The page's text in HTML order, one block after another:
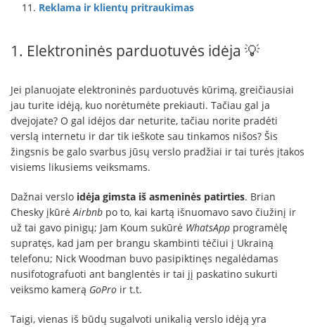
Reklama ir klientų pritraukimas
1. Elektroninės parduotuvės idėja 💡
Jei planuojate elektroninės parduotuvės kūrimą, greičiausiai
jau turite idėją, kuo norėtumėte prekiauti. Tačiau gal ja
dvejojate? O gal idėjos dar neturite, tačiau norite pradėti
verslą internetu ir dar tik ieškote sau tinkamos nišos? Šis
žingsnis be galo svarbus jūsų verslo pradžiai ir tai turės įtakos
visiems likusiems veiksmams.
Dažnai verslo idėja gimsta iš asmeninės patirties. Brian
Chesky įkūrėAirbnb po to, kai kartą išnuomavo savo čiužinį ir
už tai gavo pinigų; Jam Koum sukūrė WhatsApp programėlę
supratęs, kad jam per brangu skambinti tėčiui į Ukrainą
telefonu; Nick Woodman buvo pasipiktinęs negalėdamas
nusifotografuoti ant banglentės ir tai jį paskatino sukurti
veiksmo kamerą GoPro ir t.t.
Taigi, vienas iš būdų sugalvoti unikalią verslo idėją yra